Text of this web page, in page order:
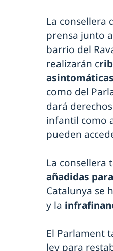
La consellera
prensa junto
barrio del
realizarán c
asintomáticas
como del
dará
infantil como
pueden
La consellera
añadidas
Catalunya se
y la
El Parlament
ley para